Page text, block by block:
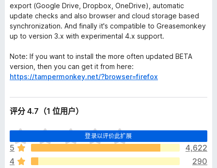
export (Google Drive, Dropbox, OneDrive), automatic
update checks and also browser and cloud storage based
synchronization. And finally it's compatible to Greasemonkey
up to version 3.x with experimental 4.x support.
Note: If you want to install the more often updated BETA
version, then you can get it from here:
https://tampermonkey.net/?browser=firefox
评分 4.7（1 位用户）
登录以评价此扩展
目
前
尚
无
5
4,622
4
290